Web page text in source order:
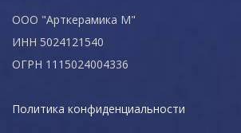
ООО "Арткерамика М"
ИНН 5024121540
ОГРН 1115024004336
Политика конфиденциальности